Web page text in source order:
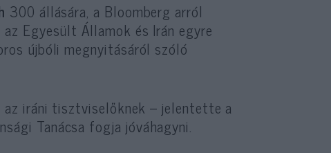
300 állására, a Bloomberg arról
Egyesült Államok és Irán egyre
újbóli megnyitásáról szóló
iráni tisztviselőknek – jelentette a
Tanácsa fogja jóváhagyni.